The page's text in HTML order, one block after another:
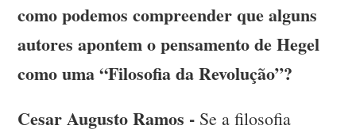
como podemos compreender que alguns
autores apontem o pensamento de Hegel
como uma “Filosofia da Revolução”?
Cesar Augusto Ramos - Se a filosofia